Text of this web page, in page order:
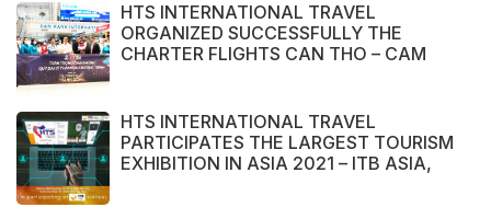
HTS INTERNATIONAL TRAVEL
ORGANIZED SUCCESSFULLY THE
CHARTER FLIGHTS CAN THO – CAM
HTS INTERNATIONAL TRAVEL
PARTICIPATES THE LARGEST TOURISM
EXHIBITION IN ASIA 2021 – ITB ASIA,